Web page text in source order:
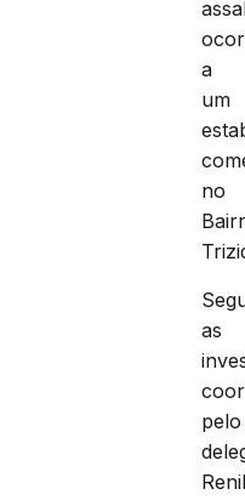
a
um
no
as
pelo